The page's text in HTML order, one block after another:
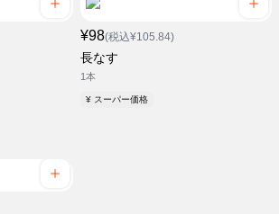
¥98(税込¥105.84)
長なす
1本
¥ スーパー価格